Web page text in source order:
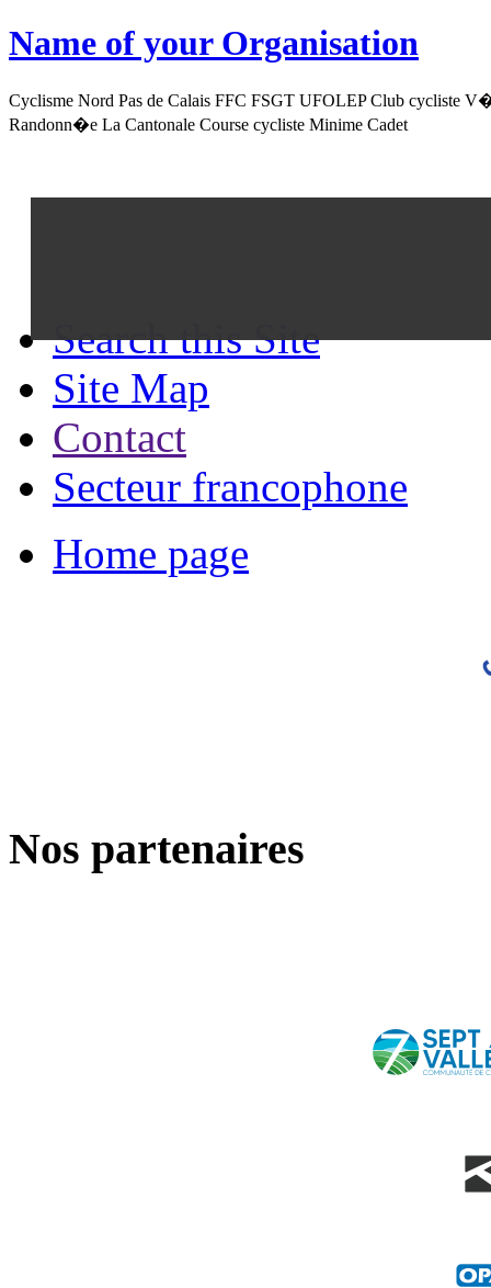
Name of your Organisation
Cyclisme Nord Pas de Calais FFC FSGT UFOLEP Club cycliste
Randonn�e La Cantonale Course cycliste Minime Cadet
Search this Site
Site Map
Contact
Secteur francophone
Home page
Nos partenaires